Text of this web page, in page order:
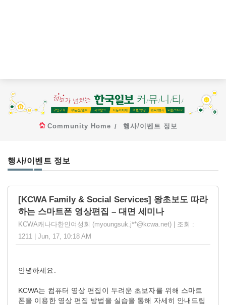
Community Home 행사/이벤트 정보
행사/이벤트 정보
[KCWA Family & Social Services] 왕초보도 따라
하는 스마트폰 영상편집 – 대면 세미나
KCWA캐나다한인여성회 (myoungsuk.j**@kcwa.net) | 조회 :
1211 | Jun, 17, 10:18 AM
안녕하세요
KCWA는 컴퓨터 영상 편집이 두려운 초보자를 위해 스마트
폰을 이용한 영상 편집 방법을 실습을 통해 자세히 안내드립